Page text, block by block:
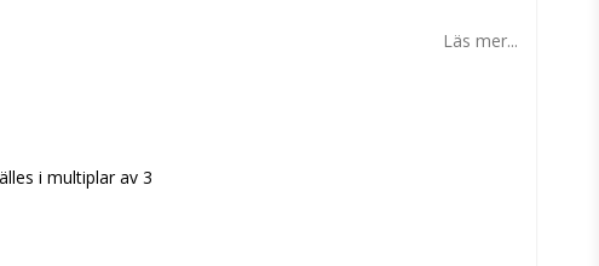
Läs mer...
i multiplar av 3